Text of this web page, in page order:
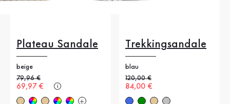
Plateau Sandale
beige
Alter Preis
79,96 €
Neuer Preis
69,97 €
Trekkingsandale
blau
Alter Preis
120,00 €
Neuer Preis
84,00 €